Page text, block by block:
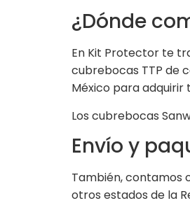
¿Dónde
En Kit Protector te
cubrebocas TTP de
México para
Los cubrebocas
Envío y
También, contamos
otros estados de la